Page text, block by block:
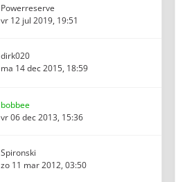
Powerreserve
vr 12 jul 2019, 19:51
dirk020
ma 14 dec 2015, 18:59
bobbee
vr 06 dec 2013, 15:36
Spironski
zo 11 mar 2012, 03:50